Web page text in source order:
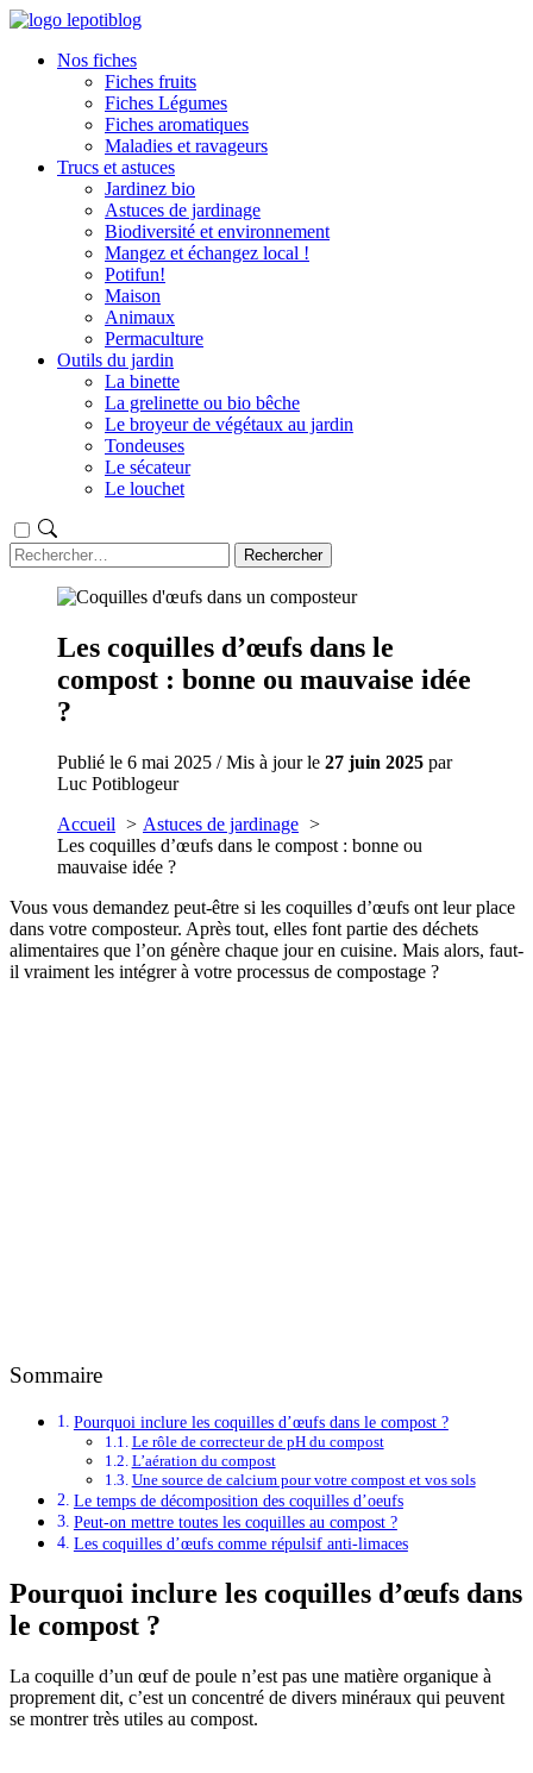
Nos fiches
Fiches fruits
Fiches Légumes
Fiches aromatiques
Maladies et ravageurs
Trucs et astuces
Jardinez bio
Astuces de jardinage
Biodiversité et environnement
Mangez et échangez local !
Potifun!
Maison
Animaux
Permaculture
Outils du jardin
La binette
La grelinette ou bio bêche
Le broyeur de végétaux au jardin
Tondeuses
Le sécateur
Le louchet
Rechercher :
Les coquilles d’œufs dans le
compost : bonne ou mauvaise idée
?
Publié le 6 mai 2025 / Mis à jour le 27 juin 2025 par
Luc Potiblogeur
Accueil
Astuces de jardinage
Les coquilles d’œufs dans le compost : bonne ou
mauvaise idée ?
Vous vous demandez peut-être si les coquilles d’œufs ont leur place
dans votre composteur. Après tout, elles font partie des déchets
alimentaires que l’on génère chaque jour en cuisine. Mais alors, faut-
il vraiment les intégrer à votre processus de compostage ?
Sommaire
Pourquoi inclure les coquilles d’œufs dans le compost ?
Le rôle de correcteur de pH du compost
L’aération du compost
Une source de calcium pour votre compost et vos sols
Le temps de décomposition des coquilles d’oeufs
Peut-on mettre toutes les coquilles au compost ?
Les coquilles d’œufs comme répulsif anti-limaces
Pourquoi inclure les coquilles d’œufs dans
le compost ?
La coquille d’un œuf de poule n’est pas une matière organique à
proprement dit, c’est un concentré de divers minéraux qui peuvent
se montrer très utiles au compost.